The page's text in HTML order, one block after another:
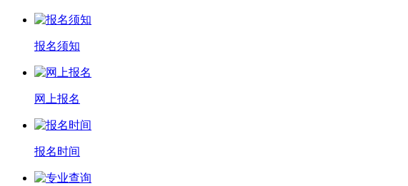
报名须知
网上报名
报名时间